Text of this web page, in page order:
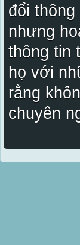
đổi
nhưng
thông tin
họ với
rằng
chuyên